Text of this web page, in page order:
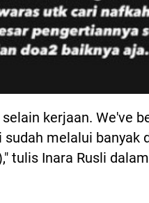
kerjaan. We've
melalui banyak
tulis Inara Rusli